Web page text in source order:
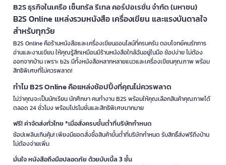
B2S ธุรกิจในเครือ เซ็นทรัล รีเทล คอร์ปอเรชั่น จำกัด (มหาชน)
B2S Online แหล่งรวมหนังสือ เครื่องเขียน และแรงบันดาลใจ
สำหรับทุกวัย
B2S Online คือร้านหนังสือและเครื่องเขียนออนไลน์ที่ครบครัน ตอบโจทย์คนรักการ
อ่านและงานเขียน ให้คุณรู้สึกเหมือนมีร้านหนังสือใกล้ฉันอยู่ในมือ ช้อปง่าย ไม่ต้อง
ออกจากบ้าน เพราะ b2s มีทั้งหนังสือหลากหลายแนวและเครื่องเขียนคุณภาพ พร้อม
สิทธิพิเศษที่ไม่ควรพลาด!
ทำไม B2S Online คือแหล่งช้อปปิ้งที่คุณไม่ควรพลาด
ไม่ว่าคุณจะเป็นนักเรียน นักศึกษา คนทำงาน B2S พร้อมให้คุณเลือกสินค้าคุณภาพได้
ตลอด 24 ชั่วโมง พร้อมโปรโมชั่นและสิทธิพิเศษมากมาย
ฟรี! ค่าจัดส่งทั่วไทย *เมื่อสั่งครบขั้นต่ำที่บริษัทกำหนด
ช้อปเพลินเกินคุ้ม! เพียงมียอดสั่งซื้อสินค้าขั้นต่ำที่บริษัทกำหนด รับสิทธิ์ส่งฟรีถึงบ้าน
ไม่ต้องจ่ายเพิ่ม
มั่นใจ หนังสือถึงมือปลอดภัย ด้วยบับเบิ้ล 3 ชั้น